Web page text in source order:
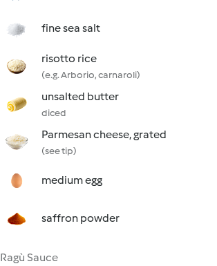
fine sea salt
risotto rice
(e.g. Arborio, carnaroli)
unsalted butter
diced
Parmesan cheese, grated
(see tip)
medium egg
saffron powder
Ragù Sauce